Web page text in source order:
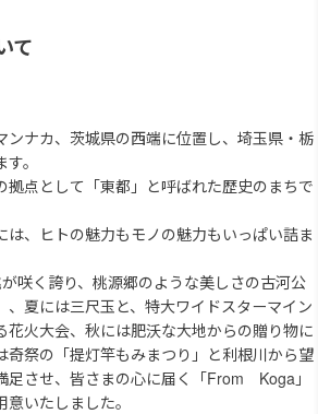
て
ンナカ、茨城県の西端に位置し、埼玉県・栃
。
拠点として「東都」と呼ばれた歴史のまちで
は、ヒトの魅力もモノの魅力もいっぱい詰ま
咲く誇り、桃源郷のような美しさの古河公
、夏には三尺玉と、特大ワイドスターマイン
花火大会、秋には肥沃な大地からの贈り物に
奇祭の「提灯竿もみまつり」と利根川から望
足させ、皆さまの心に届く「From Koga」
いたしました。